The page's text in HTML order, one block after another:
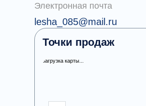
Электронная почта
lesha_085@mail.ru
Точки продаж
загрузка карты...